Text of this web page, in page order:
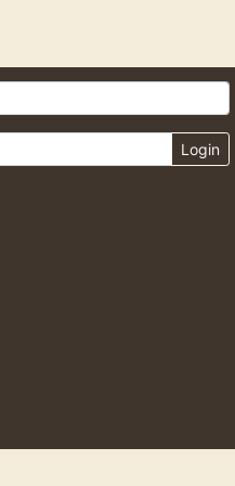
Login